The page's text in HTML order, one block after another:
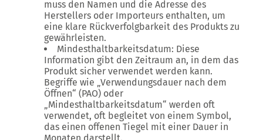
muss den Namen und die Adresse des
Herstellers oder Importeurs enthalten, um
eine klare Rückverfolgbarkeit des Produkts zu
gewährleisten.
Mindesthaltbarkeitsdatum: Diese
Information gibt den Zeitraum an, in dem das
Produkt sicher verwendet werden kann.
Begriffe wie „Verwendungsdauer nach dem
Öffnen“ (PAO) oder
„Mindesthaltbarkeitsdatum“ werden oft
verwendet, oft begleitet von einem Symbol,
das einen offenen Tiegel mit einer Dauer in